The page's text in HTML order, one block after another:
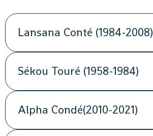
Lansana Conté (1984-2008)
Sékou Touré (1958-1984)
Alpha Condé(2010-2021)